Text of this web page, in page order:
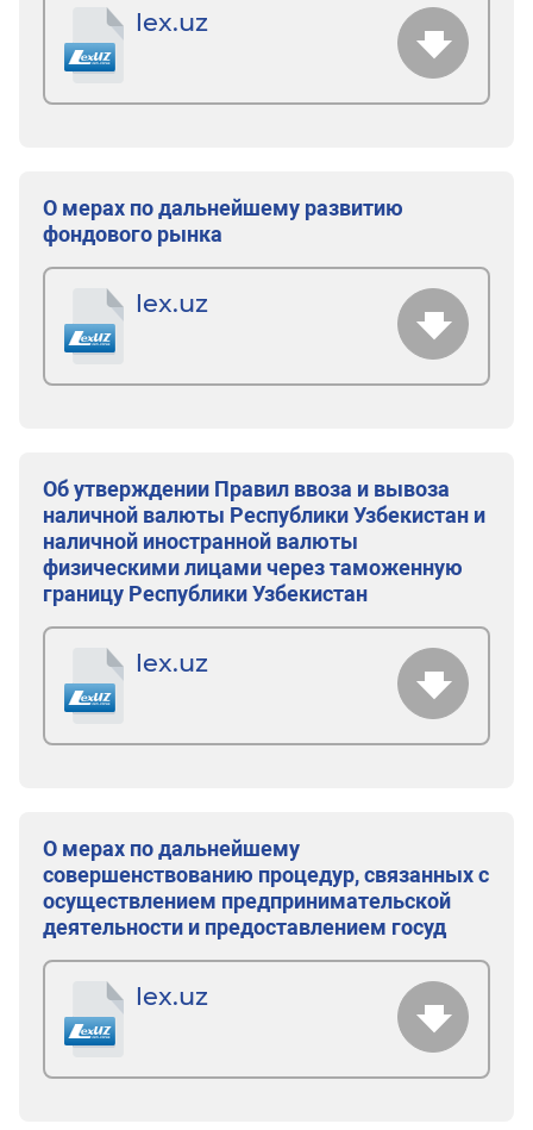
lex.uz
О мерах по дальнейшему развитию
фондового рынка
lex.uz
Об утверждении Правил ввоза и вывоза
наличной валюты Республики Узбекистан и
наличной иностранной валюты
физическими лицами через таможенную
границу Республики Узбекистан
lex.uz
О мерах по дальнейшему
совершенствованию процедур, связанных с
осуществлением предпринимательской
деятельности и предоставлением госуд
lex.uz